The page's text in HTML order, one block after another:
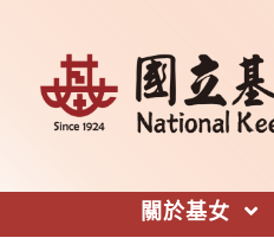
關於基女